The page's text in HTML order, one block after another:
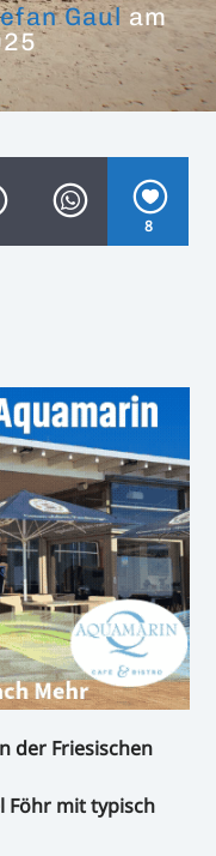
Radio
Gaulam
8
der Friesischen
Föhr mit typisch